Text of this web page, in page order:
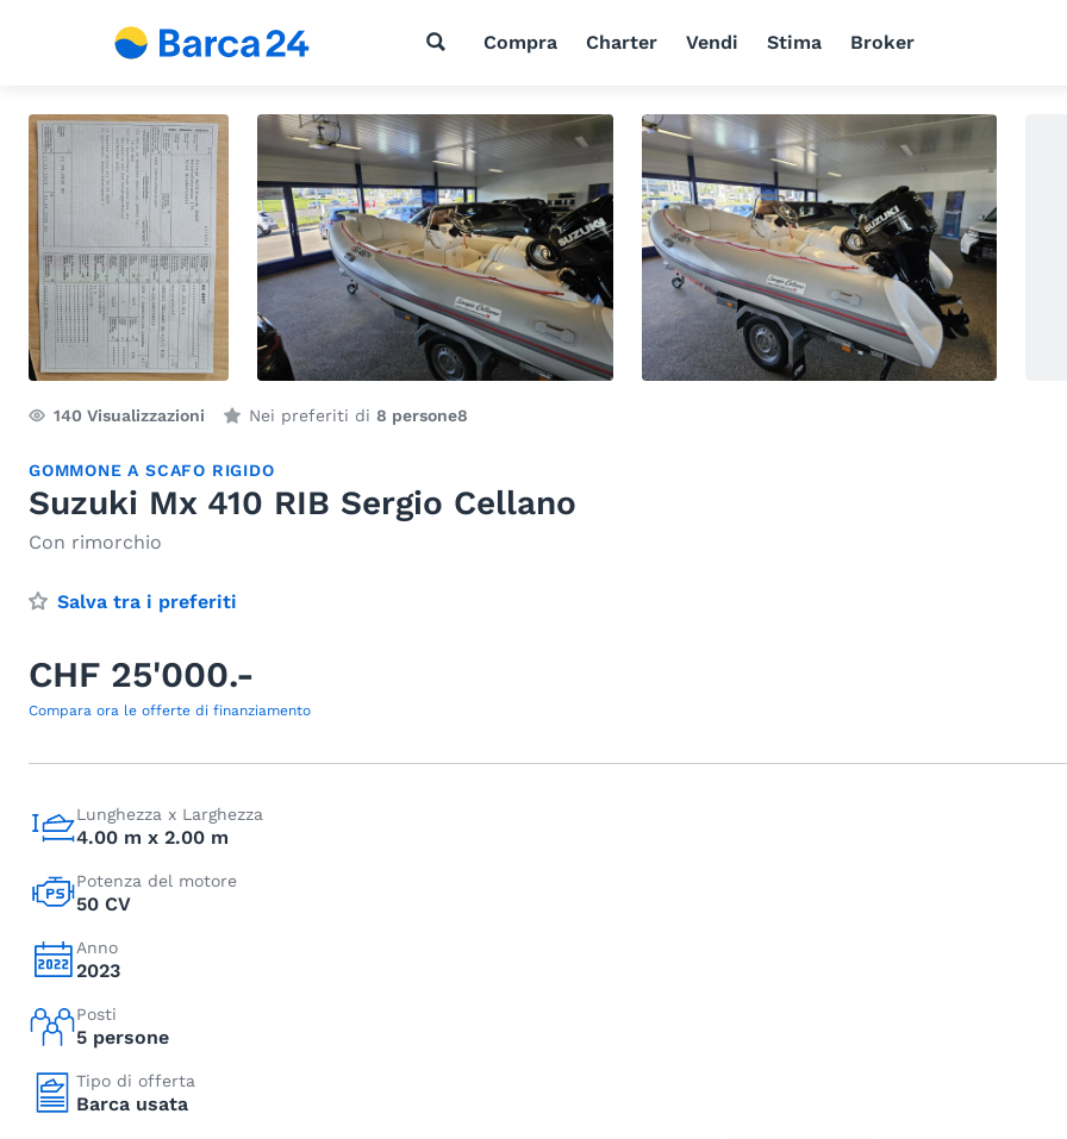
Compra Charter Vendi Stima Broker
140 Visualizzazioni Nei preferiti di 8 persone8
GOMMONE A SCAFO RIGIDO
Suzuki Mx 410 RIB Sergio Cellano
Con rimorchio
Salva tra i preferiti
CHF 25'000.-
Compara ora le offerte di finanziamento
Lunghezza x Larghezza
4.00 m x 2.00 m
Potenza del motore
50 CV
Anno
2023
Posti
5 persone
Tipo di offerta
Barca usata